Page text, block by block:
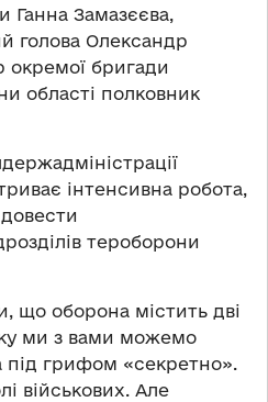
Ганна Замазєєва,
голова Олександр
окремої бригади
області полковник
інтенсивна робота,
тероборони
що оборона містить дві
ми з вами можемо
під грифом «секретно».
військових. Але